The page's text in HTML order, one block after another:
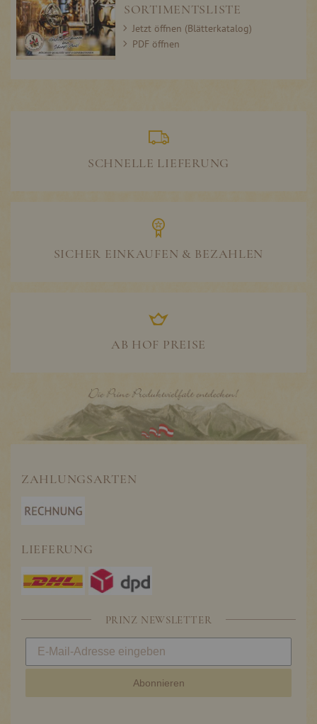
SORTIMENTSLISTE
Jetzt öffnen (Blätterkatalog)
PDF öffnen
SCHNELLE LIEFERUNG
SICHER EINKAUFEN & BEZAHLEN
AB HOF PREISE
ZAHLUNGSARTEN
LIEFERUNG
PRINZ NEWSLETTER
Abonnieren